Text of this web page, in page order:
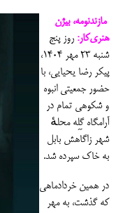
مازندنومه، بیژن
هنر‌ی‌کار: روز پنج
شنبه ۲۳ مهر ۱۴۰۴،
پیکر رضا یحیایی، با
حضور جمعیتی انبوه
و شکوهی تمام در
آرامگاه گِلِه محلهٔ
شهر زا‌گاهش بابل
به خاک سپرده شد.
در همین خردادماهی
که گذشت، به مهر